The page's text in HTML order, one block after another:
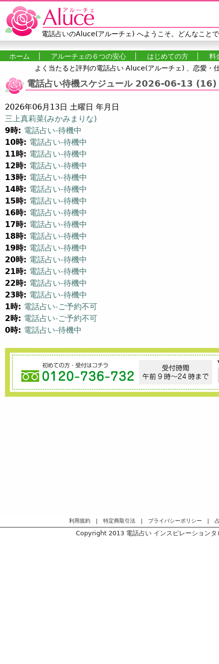
Jump to navigation
電話占いのAluce(アルーチェ) へようこそ。どんなこと
メインメニュー
ホーム アルーチェの６つの安心 はじめての方
料
よく当たると評判の電話占い Aluce(アルーチェ) 、恋愛・
電話占い待機スケジュール 2026-06-13 (16)
2026年06月13日 土曜日 年月日
三上真莉菜(みかみまりな)
9時: 電話占い-待機中
10時: 電話占い-待機中
11時: 電話占い-待機中
12時: 電話占い-待機中
13時: 電話占い-待機中
14時: 電話占い-待機中
15時: 電話占い-待機中
16時: 電話占い-待機中
17時: 電話占い-待機中
18時: 電話占い-待機中
19時: 電話占い-待機中
20時: 電話占い-待機中
21時: 電話占い-待機中
22時: 電話占い-待機中
23時: 電話占い-待機中
1時: 電話占い-ご予約不可
2時: 電話占い-ご予約不可
0時: 電話占い-待機中
利用規約 | 特定商取引法 | プライバシーポリシー |
Copyright 2013 電話占い インスピレーション